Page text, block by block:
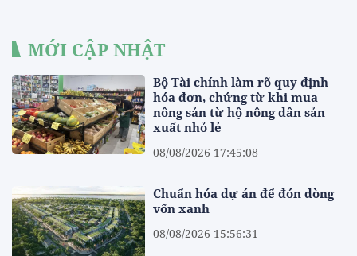
MỚI CẬP NHẬT
Bộ Tài chính làm rõ quy định
hóa đơn, chứng từ khi mua
nông sản từ hộ nông dân sản
xuất nhỏ lẻ
08/08/2026 17:45:08
Chuẩn hóa dự án để đón dòng
vốn xanh
08/08/2026 15:56:31